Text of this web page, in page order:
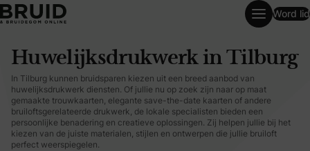
Word lid
Huwelijksdrukwerk in Tilburg
In Tilburg kunnen bruidsparen kiezen uit een breed aanbod van
huwelijksdrukwerk diensten. Of jullie nu op zoek zijn naar op maat
gemaakte trouwkaarten, elegante save-the-date kaarten of andere
bruiloftsgerelateerde drukwerk, de lokale specialisten bieden een
persoonlijke benadering en creatieve oplossingen. Zij helpen jullie bij het
kiezen van de juiste materialen, stijlen en ontwerpen die jullie bruiloft
perfect weerspiegelen.